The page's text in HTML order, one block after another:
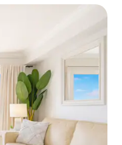
de estimação